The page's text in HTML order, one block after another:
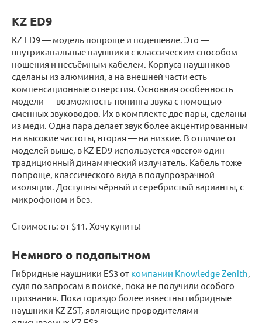
KZ ED9
KZ ED9 — модель попроще и подешевле. Это —
внутриканальные наушники с классическим способом
ношения и несъёмным кабелем. Корпуса наушников
сделаны из алюминия, а на внешней части есть
компенсационные отверстия. Основная особенность
модели — возможность тюнинга звука с помощью
сменных звуководов. Их в комплекте две пары, сделаны
из меди. Одна пара делает звук более акцентированным
на высокие частоты, вторая — на низкие. В отличие от
моделей выше, в KZ ED9 используется «всего» один
традиционный динамический излучатель. Кабель тоже
попроще, классического вида в полупрозрачной
изоляции. Доступны чёрный и серебристый варианты, с
микрофоном и без.
Стоимость: от $11. Хочу купить!
Немного о подопытном
Гибридные наушники ES3 от компании Knowledge Zenith
судя по запросам в поиске, пока не получили особого
признания. Пока гораздо более известны гибридные
наушники KZ ZST, являющие прородителями